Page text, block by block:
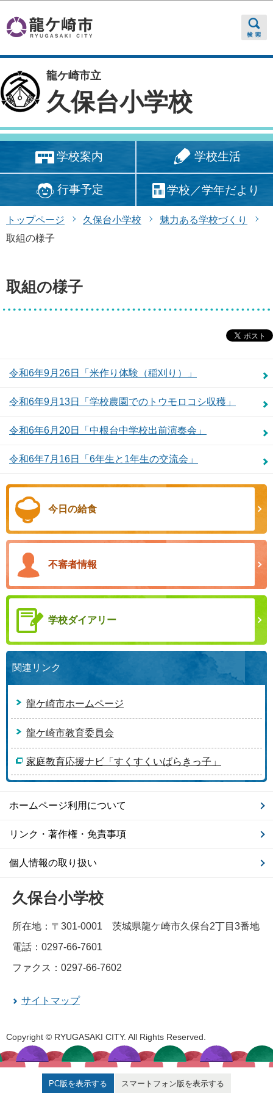
龍ケ崎市立
久保台小学校
学校案内 学校生活
行事予定 学校／学年だより
トップページ 久保台小学校
魅力ある学校づくり
取組の様子
取組の様子
令和6年9月26日「米作り体験（稲刈り）」
令和6年9月13日「学校農園でのトウモロコシ収穫」
令和6年6月20日「中根台中学校出前演奏会」
令和6年7月16日「6年生と1年生の交流会」
今日の給食
不審者情報
学校ダイアリー
関連リンク
龍ケ崎市ホームページ
龍ケ崎市教育委員会
家庭教育応援ナビ「すくすくいばらきっ子」
ホームページ利用について
リンク・著作権・免責事項
個人情報の取り扱い
久保台小学校
所在地：〒301-0001 茨城県龍ケ崎市久保台2丁目3番地
電話：0297-66-7601
ファクス：0297-66-7602
サイトマップ
Copyright © RYUGASAKI CITY. All Rights Reserved.
PC版を表示する スマートフォン版を表示する